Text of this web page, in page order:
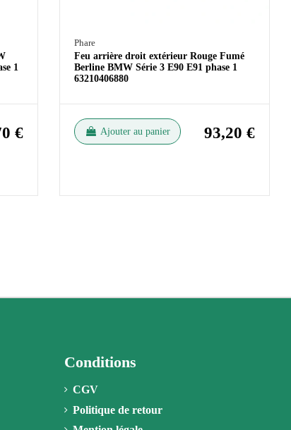
1
€
Phare
Feu arrière droit extérieur Rouge Fumé
Berline BMW Série 3 E90 E91 phase 1
63210406880
Ajouter au panier 93,20 €
Conditions
CGV
Politique de retour